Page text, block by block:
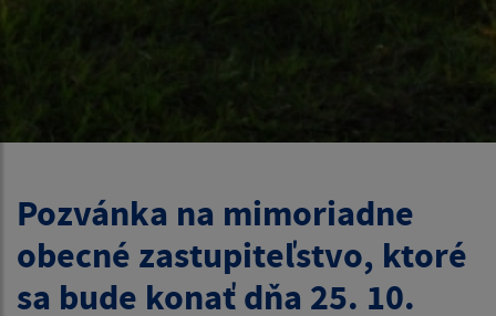
Pozvánka na mimoriadne
obecné zastupiteľstvo, ktoré
sa bude konať dňa 25. 10.